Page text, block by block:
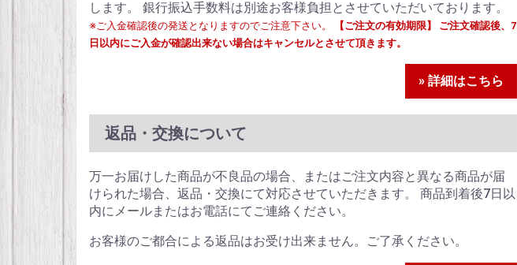
します。 銀行振込手数料は別途お客様負担とさせていただいております。
※ご入金確認後の発送となりますのでご注意下さい。
【ご注文の有効期限】 ご注文確認後、7
日以内にご入金が確認出来ない場合はキャンセルとさせて頂きます。
» 詳細はこちら
返品・交換について
万一お届けした商品が不良品の場合、またはご注文内容と異なる商品が届
けられた場合、返品・交換にて対応させていただきます。 商品到着後7日以
内にメールまたはお電話にてご連絡ください。
お客様のご都合による返品はお受け出来ません。ご了承ください。